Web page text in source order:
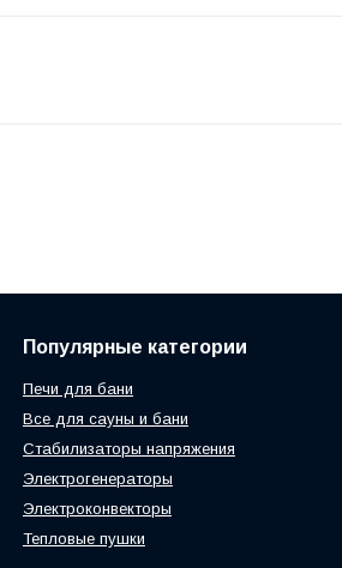
Популярные категории
Печи для бани
Все для сауны и бани
Стабилизаторы напряжения
Электрогенераторы
Электроконвекторы
Тепловые пушки